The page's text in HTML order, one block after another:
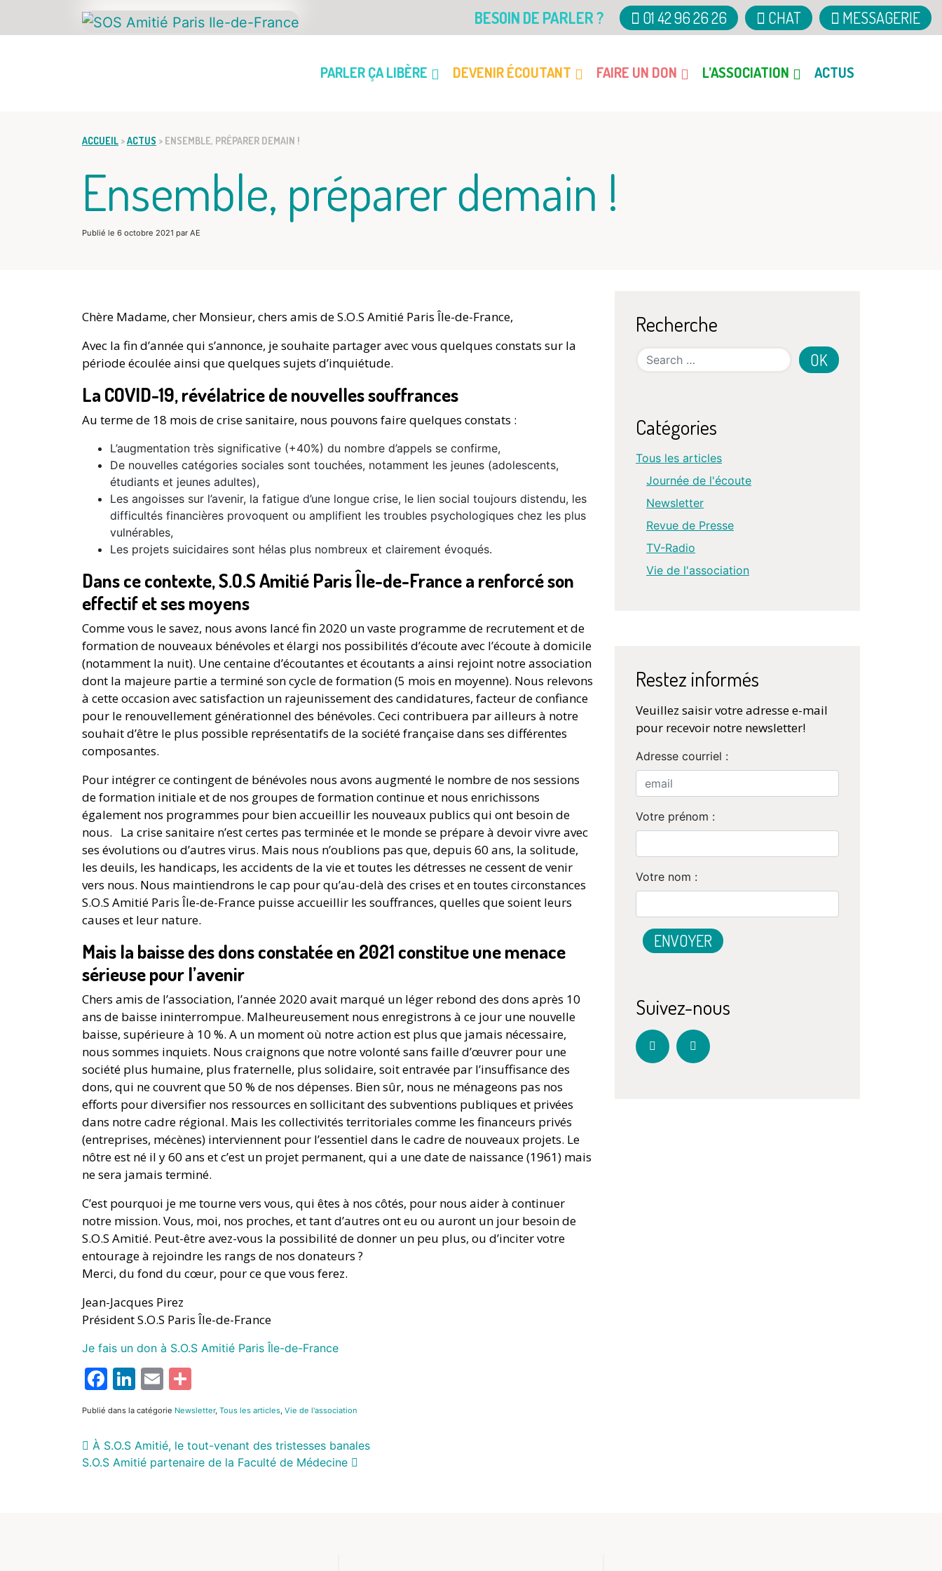
BESOIN DE PARLER ? 01 42 96 26 26 CHAT MESSAGERIE
PARLER ÇA LIBÈRE DEVENIR ÉCOUTANT FAIRE UN DON L’ASSOCIATION ACTUS
ACCUEIL >ACTUS > ENSEMBLE, PRÉPARER DEMAIN !
Ensemble, préparer demain !
Publié le 6 octobre 2021 par AE
Chère Madame, cher Monsieur, chers amis de S.O.S Amitié Paris Île-de-France,
Avec la fin d’année qui s’annonce, je souhaite partager avec vous quelques constats sur la
période écoulée ainsi que quelques sujets d’inquiétude.
La COVID-19, révélatrice de nouvelles souffrances
Au terme de 18 mois de crise sanitaire, nous pouvons faire quelques constats :
L’augmentation très significative (+40%) du nombre d’appels se confirme,
De nouvelles catégories sociales sont touchées, notamment les jeunes (adolescents,
étudiants et jeunes adultes),
Les angoisses sur l’avenir, la fatigue d’une longue crise, le lien social toujours distendu, les
difficultés financières provoquent ou amplifient les troubles psychologiques chez les plus
vulnérables,
Les projets suicidaires sont hélas plus nombreux et clairement évoqués.
Dans ce contexte, S.O.S Amitié Paris Île-de-France a renforcé son
effectif et ses moyens
Comme vous le savez, nous avons lancé fin 2020 un vaste programme de recrutement et de
formation de nouveaux bénévoles et élargi nos possibilités d’écoute avec l’écoute à domicile
(notamment la nuit). Une centaine d’écoutantes et écoutants a ainsi rejoint notre association
dont la majeure partie a terminé son cycle de formation (5 mois en moyenne). Nous relevons
à cette occasion avec satisfaction un rajeunissement des candidatures, facteur de confiance
pour le renouvellement générationnel des bénévoles. Ceci contribuera par ailleurs à notre
souhait d’être le plus possible représentatifs de la société française dans ses différentes
composantes.
Pour intégrer ce contingent de bénévoles nous avons augmenté le nombre de nos sessions
de formation initiale et de nos groupes de formation continue et nous enrichissons
également nos programmes pour bien accueillir les nouveaux publics qui ont besoin de
nous. La crise sanitaire n’est certes pas terminée et le monde se prépare à devoir vivre avec
ses évolutions ou d’autres virus. Mais nous n’oublions pas que, depuis 60 ans, la solitude,
les deuils, les handicaps, les accidents de la vie et toutes les détresses ne cessent de venir
vers nous. Nous maintiendrons le cap pour qu’au-delà des crises et en toutes circonstances
S.O.S Amitié Paris Île-de-France puisse accueillir les souffrances, quelles que soient leurs
causes et leur nature.
Mais la baisse des dons constatée en 2021 constitue une menace
sérieuse pour l’avenir
Chers amis de l’association, l’année 2020 avait marqué un léger rebond des dons après 10
ans de baisse ininterrompue. Malheureusement nous enregistrons à ce jour une nouvelle
baisse, supérieure à 10 %. A un moment où notre action est plus que jamais nécessaire,
nous sommes inquiets. Nous craignons que notre volonté sans faille d’œuvrer pour une
société plus humaine, plus fraternelle, plus solidaire, soit entravée par l’insuffisance des
dons, qui ne couvrent que 50 % de nos dépenses. Bien sûr, nous ne ménageons pas nos
efforts pour diversifier nos ressources en sollicitant des subventions publiques et privées
dans notre cadre régional. Mais les collectivités territoriales comme les financeurs privés
(entreprises, mécènes) interviennent pour l’essentiel dans le cadre de nouveaux projets. Le
nôtre est né il y 60 ans et c’est un projet permanent, qui a une date de naissance (1961) mais
ne sera jamais terminé.
C’est pourquoi je me tourne vers vous, qui êtes à nos côtés, pour nous aider à continuer
notre mission. Vous, moi, nos proches, et tant d’autres ont eu ou auront un jour besoin de
S.O.S Amitié. Peut-être avez-vous la possibilité de donner un peu plus, ou d’inciter votre
entourage à rejoindre les rangs de nos donateurs ?
Merci, du fond du cœur, pour ce que vous ferez.
Jean-Jacques Pirez
Président S.O.S Paris Île-de-France
Je fais un don à S.O.S Amitié Paris Île-de-France
Facebook
LinkedIn
Email
Publié dans la catégorie Newsletter, Tous les articles, Vie de l'association
À S.O.S Amitié, le tout-venant des tristesses banales
S.O.S Amitié partenaire de la Faculté de Médecine
Recherche
Search
Catégories
Tous les articles
Journée de l'écoute
Newsletter
Revue de Presse
TV-Radio
Vie de l'association
Restez informés
Veuillez saisir votre adresse e-mail
pour recevoir notre newsletter!
Adresse courriel :
Votre prénom :
Votre nom :
Suivez-nous